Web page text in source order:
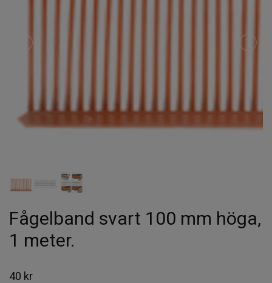
Fågelband svart 100 mm höga,
1 meter.
40 kr